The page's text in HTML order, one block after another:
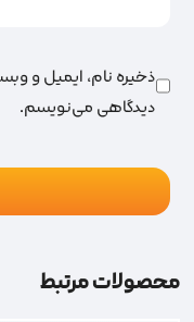
ذخیره نام، ایمیل و
دیدگاهی می‌نویسم.
محصولات مرتبط